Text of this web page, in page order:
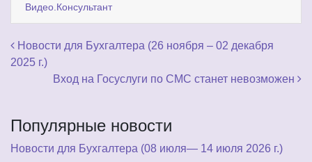
Видео.Консультант
Навигация по записям
Новости для Бухгалтера (26 ноября – 02 декабря
2025 г.)
Вход на Госуслуги по СМС станет невозможен
Популярные новости
Новости для Бухгалтера (08 июля— 14 июля 2026 г.)